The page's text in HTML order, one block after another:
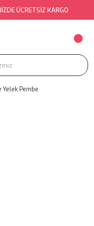
ÜCRETSİZ KARGO